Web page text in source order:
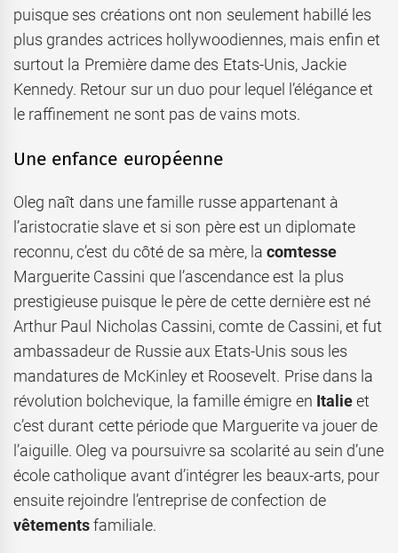
puisque ses créations ont non seulement habillé les
plus grandes actrices hollywoodiennes, mais enfin et
surtout la Première dame des Etats-Unis, Jackie
Kennedy. Retour sur un duo pour lequel l’élégance et
le raffinement ne sont pas de vains mots.
Une enfance européenne
Oleg naît dans une famille russe appartenant à
l’aristocratie slave et si son père est un diplomate
reconnu, c’est du côté de sa mère, lacomtesse
Marguerite Cassini que l’ascendance est la plus
prestigieuse puisque le père de cette dernière est né
Arthur Paul Nicholas Cassini, comte de Cassini, et fut
ambassadeur de Russie aux Etats-Unis sous les
mandatures de McKinley et Roosevelt. Prise dans la
révolution bolchevique, la famille émigre en Italieet
c’est durant cette période que Marguerite va jouer de
l’aiguille. Oleg va poursuivre sa scolarité au sein d’une
école catholique avant d’intégrer les beaux-arts, pour
ensuite rejoindre l’entreprise de confection de
vêtementsfamiliale.